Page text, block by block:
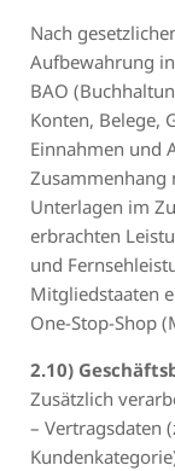
Nach
Aufbewahrung
BAO
Konten, Belege,
Einnahmen und
Zusammenhang
Unterlagen im
erbrachten
und
Mitgliedstaaten
One-Stop-Shop
2.10)
Zusätzlich
– Vertragsdaten